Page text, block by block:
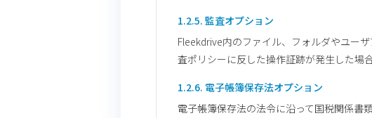
1.2.5. 監査オプション
Fleekdrive内のファイル、フォルダやユー
査ポリシーに反した操作証跡が発生した場
1.2.6. 電子帳簿保存法オプション
電子帳簿保存法の法令に沿って国税関係書